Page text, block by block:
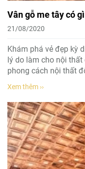
Vân gỗ me tây có
21/08/2020
Khám phá vẻ đẹp kỳ
lý do làm cho nội
phong cách nội thất
Xem thêm ››